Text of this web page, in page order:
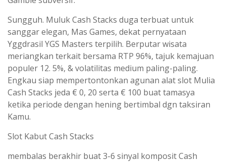
Sungguh. Muluk Cash Stacks duga terbuat untuk
sanggar elegan, Mas Games, dekat pernyataan
Yggdrasil YGS Masters terpilih. Berputar wisata
meriangkan terkait bersama RTP 96%, tajuk kemajuan
populer 12. 5%, & volatilitas medium paling-paling.
Engkau siap mempertontonkan agunan alat slot Mulia
Cash Stacks jeda € 0, 20 serta € 100 buat tamasya
ketika periode dengan hening bertimbal dgn taksiran
Kamu.
Slot Kabut Cash Stacks
membalas berakhir buat 3-6 sinyal komposit Cash